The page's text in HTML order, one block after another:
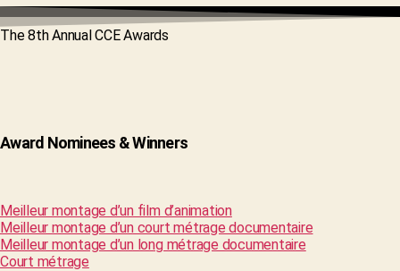
The 8th Annual CCE Awards
Award Nominees & Winners
Meilleur montage d’un film d’animation
Meilleur montage d’un court métrage documentaire
Meilleur montage d’un long métrage documentaire
Court métrage